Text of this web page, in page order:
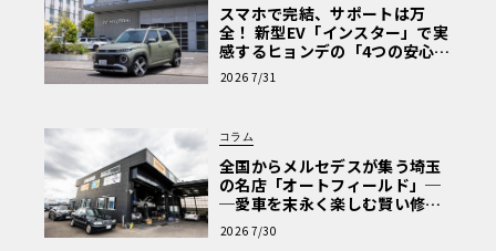
スマホで完結、サポートは万
全！ 新型EV「インスター」で実
感するヒョンデの「4つの安心」
【第1回・ヒョンデ6つの疑問：
Why? Hyundai?】〈PR〉
2026 7/31
コラム
全国からメルセデスが集う埼玉
の名店「オートフィールド」─
─愛車を末永く楽しむ賢い修理
術と、プロがフックス製オイル
を選ぶ理由〈PR〉
2026 7/30